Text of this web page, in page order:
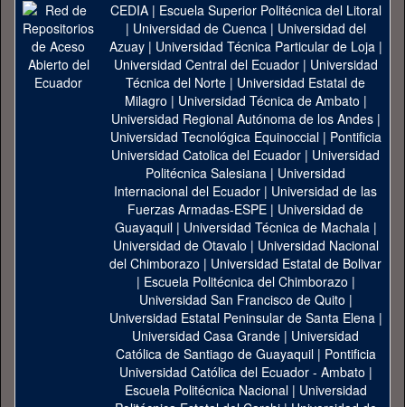
CEDIA| Escuela Superior Politécnica del Litoral
| Universidad de Cuenca| Universidad del
Azuay| Universidad Técnica Particular de Loja|
Universidad Central del Ecuador| Universidad
Técnica del Norte | Universidad Estatal de
Milagro | Universidad Técnica de Ambato |
Universidad Regional Autónoma de los Andes|
Universidad Tecnológica Equinoccial| Pontificia
Universidad Catolica del Ecuador | Universidad
Politécnica Salesiana | Universidad
Internacional del Ecuador | Universidad de las
Fuerzas Armadas-ESPE | Universidad de
Guayaquil| Universidad Técnica de Machala|
Universidad de Otavalo | Universidad Nacional
del Chimborazo | Universidad Estatal de Bolivar
| Escuela Politécnica del Chimborazo |
Universidad San Francisco de Quito |
Universidad Estatal Peninsular de Santa Elena|
Universidad Casa Grande | Universidad
Católica de Santiago de Guayaquil| Pontificia
Universidad Católica del Ecuador - Ambato |
Escuela Politécnica Nacional| Universidad